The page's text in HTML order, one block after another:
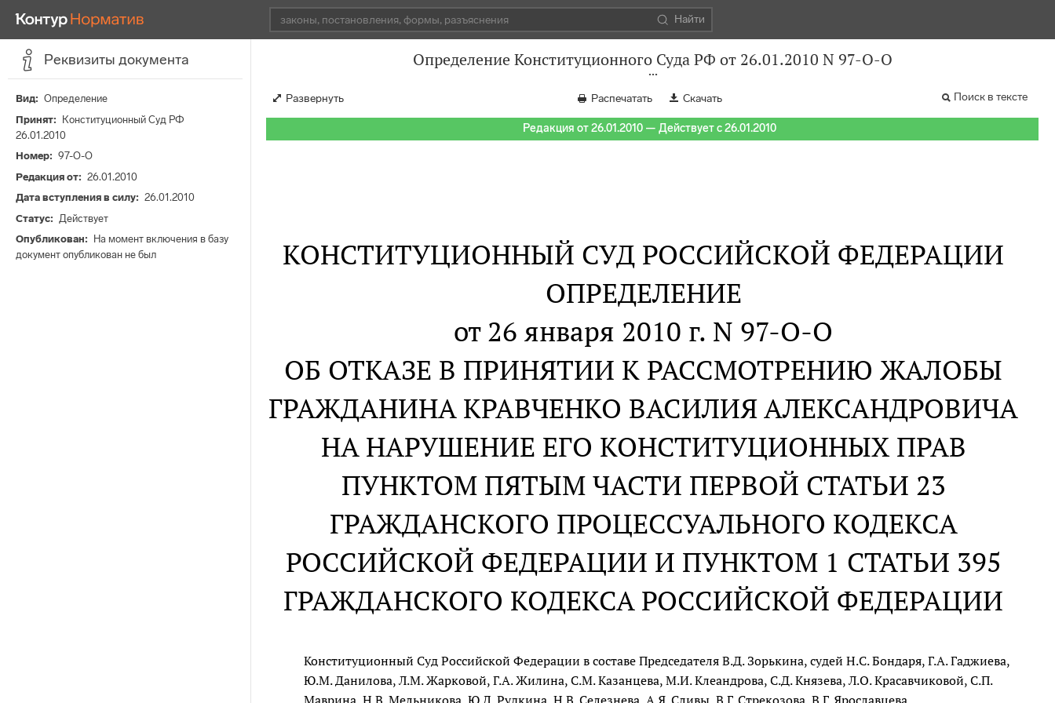
Найти
Реквизиты документа
Вид
Определение
Принят
Конституционный Суд РФ
26.01.2010
Номер
97-О-О
Редакция от
26.01.2010
Дата вступления в силу
26.01.2010
Статус
Действует
Опубликован
На момент включения в базу
документ опубликован не был
Определение Конституционного Суда РФ от 26.01.2010 N 97-О-О
Развернуть Распечатать Скачать Поиск в тексте
Редакция от 26.01.2010 — Действует с 26.01.2010
КОНСТИТУЦИОННЫЙ СУД РОССИЙСКОЙ ФЕДЕРАЦИИ
ОПРЕДЕЛЕНИЕ
от 26 января 2010 г. N 97-О-О
ОБ ОТКАЗЕ В ПРИНЯТИИ К РАССМОТРЕНИЮ ЖАЛОБЫ
ГРАЖДАНИНА КРАВЧЕНКО ВАСИЛИЯ АЛЕКСАНДРОВИЧА
НА НАРУШЕНИЕ ЕГО КОНСТИТУЦИОННЫХ ПРАВ
ПУНКТОМ ПЯТЫМ ЧАСТИ ПЕРВОЙ СТАТЬИ 23
ГРАЖДАНСКОГО ПРОЦЕССУАЛЬНОГО КОДЕКСА
РОССИЙСКОЙ ФЕДЕРАЦИИ И ПУНКТОМ 1 СТАТЬИ 395
ГРАЖДАНСКОГО КОДЕКСА РОССИЙСКОЙ ФЕДЕРАЦИИ
Конституционный Суд Российской Федерации в составе Председателя В.Д. Зорькина, судей Н.С. Бондаря, Г.А. Гаджиева,
Ю.М. Данилова, Л.М. Жарковой, Г.А. Жилина, С.М. Казанцева, М.И. Клеандрова, С.Д. Князева, Л.О. Красавчиковой, С.П.
Маврина, Н.В. Мельникова, Ю.Д. Рудкина, Н.В. Селезнева, А.Я. Сливы, В.Г. Стрекозова, В.Г. Ярославцева,